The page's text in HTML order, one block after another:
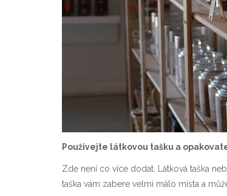
Používejte látkovou tašku a
Zde není co více dodat. Látková taška
taška vám zabere velmi málo místa a